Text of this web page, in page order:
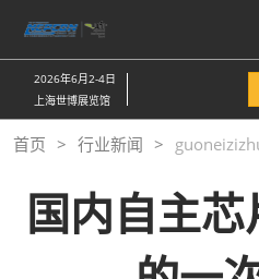
接
跳
至
内
2026年6月2-4日
上海世博展览馆
首页 行业新闻
国内自主